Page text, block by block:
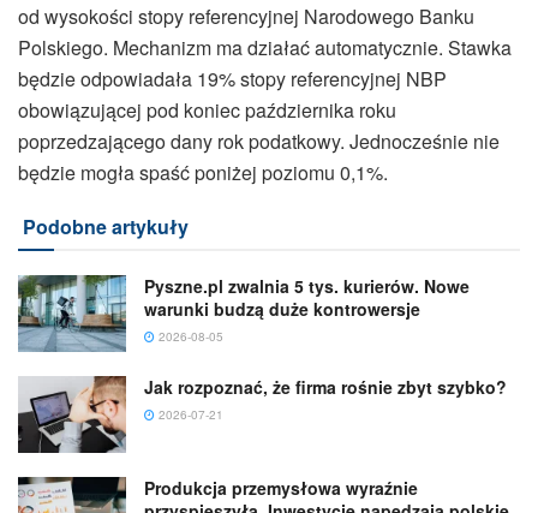
od wysokości stopy referencyjnej Narodowego Banku
Polskiego. Mechanizm ma działać automatycznie. Stawka
będzie odpowiadała 19% stopy referencyjnej NBP
obowiązującej pod koniec października roku
poprzedzającego dany rok podatkowy. Jednocześnie nie
będzie mogła spaść poniżej poziomu 0,1%.
Podobne artykuły
Pyszne.pl zwalnia 5 tys. kurierów. Nowe
warunki budzą duże kontrowersje
2026-08-05
Jak rozpoznać, że firma rośnie zbyt szybko?
2026-07-21
Produkcja przemysłowa wyraźnie